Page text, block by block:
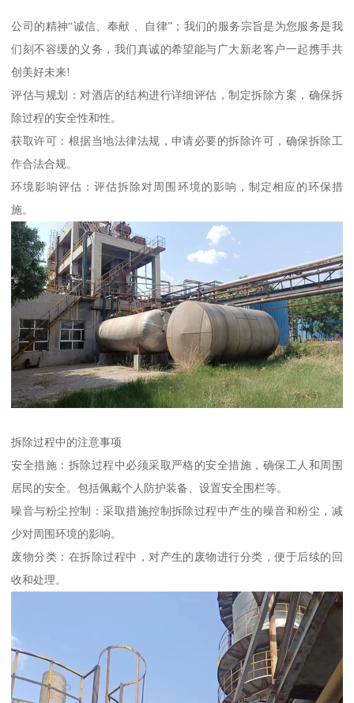
公司的精神“诚信、奉献 、自律”；我们的服务宗旨是为您服务是我
们刻不容缓的义务，我们真诚的希望能与广大新老客户一起携手共
创美好未来!
评估与规划：对酒店的结构进行详细评估，制定拆除方案，确保拆
除过程的安全性和性。
获取许可：根据当地法律法规，申请必要的拆除许可，确保拆除工
作合法合规。
环境影响评估：评估拆除对周围环境的影响，制定相应的环保措
施。
拆除过程中的注意事项
安全措施：拆除过程中必须采取严格的安全措施，确保工人和周围
居民的安全。包括佩戴个人防护装备、设置安全围栏等。
噪音与粉尘控制：采取措施控制拆除过程中产生的噪音和粉尘，减
少对周围环境的影响。
废物分类：在拆除过程中，对产生的废物进行分类，便于后续的回
收和处理。